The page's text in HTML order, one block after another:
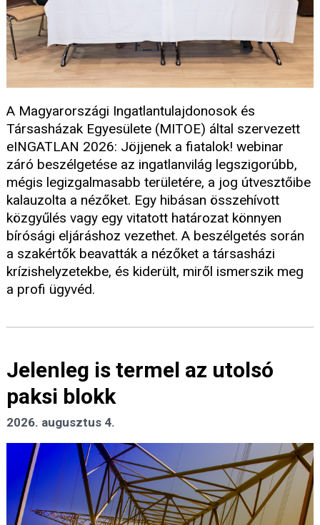
A Magyarországi Ingatlantulajdonosok és
Társasházak Egyesülete (MITOE) által szervezett
eINGATLAN 2026: Jöjjenek a fiatalok! webinar
záró beszélgetése az ingatlanvilág legszigorúbb,
mégis legizgalmasabb területére, a jog útvesztőibe
kalauzolta a nézőket. Egy hibásan összehívott
közgyűlés vagy egy vitatott határozat könnyen
bírósági eljáráshoz vezethet. A beszélgetés során
a szakértők beavatták a nézőket a társasházi
krízishelyzetekbe, és kiderült, miről ismerszik meg
a profi ügyvéd.
Jelenleg is termel az utolsó
paksi blokk
2026. augusztus 4.